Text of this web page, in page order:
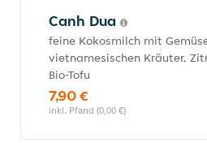
Canh Dua
feine Kokosmilch mit
vietnamesischen Kräuter,
Bio-Tofu
7,90 €
inkl. Pfand (0,00 €)